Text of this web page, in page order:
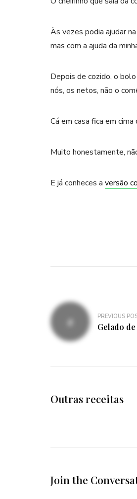
Às vezes podia ajudar
mas com a ajuda da
Depois de cozido, o
nós, os netos, não o
Cá em casa fica em
Muito honestamente,
E já conheces a versão
Navegação
de
artigos
PREVIOUS
Gelado
Outras receitas
Join the